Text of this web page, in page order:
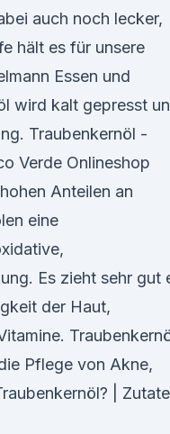
auch noch lecker,
hält es für unsere
Essen und
wird kalt gepresst
Traubenkernöl -
Verde Onlineshop
Anteilen an
eine
Es zieht sehr gut
der Haut,
Pflege von Akne,
|